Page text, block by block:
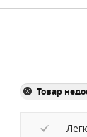
Товар